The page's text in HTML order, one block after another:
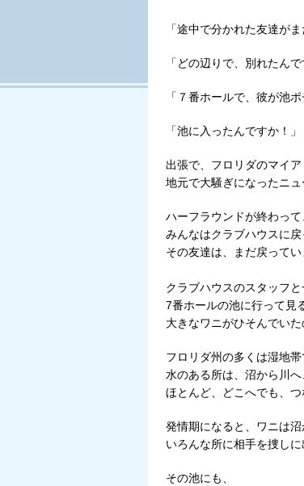
「途中で分かれた友達が
「どの辺りで、別れたんで
「７番ホールで、彼が池
「池に入ったんですか！」
出張で、フロリダのマイア
地元で大騒ぎになったニュ
ハーフラウンドが終わって
みんなはクラブハウスに戻
その友達は、まだ戻ってい
クラブハウスのスタッフと
7番ホールの池に行って見
大きなワニがひそんでいた
フロリダ州の多くは湿地帯
水のある所は、沼から川へ
ほとんど、どこへでも、つ
発情期になると、ワニは沼
いろんな所に相手を捜しに
その池にも、